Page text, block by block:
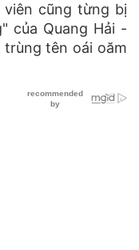
cũng từng bị
của Quang Hải -
tên oái oăm